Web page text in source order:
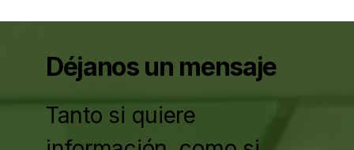
Déjanos un mensaje
Tanto si quiere